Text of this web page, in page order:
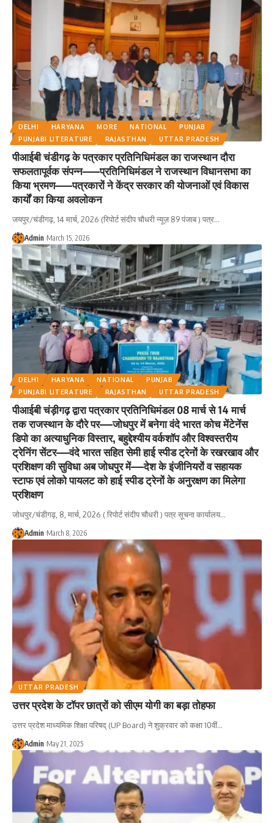
कार्यों का किया अवलोकन
DELHI HARYANA MORE NATIONAL
PUNJAB
PUNJABI LITERATURE
RAJASTHAN UTTAR PRADESH
पीआईबी चंडीगढ़ के पत्रकार प्रतिनिधिमंडल का राजस्थान दौरा
सफलतापूर्वक संपन्न——प्रतिनिधिमंडल ने राजस्थान विधानसभा का
किया भ्रमण——पत्रकारों ने केंद्र सरकार की योजनाओं एवं विकास
कार्यों का किया अवलोकन
जयपुर/चंडीगढ़, 14 मार्च, 2026 (रिपोर्ट संदीप चौधरी न्यूज़ 89 पंजाब ) पत्र…
Admin March 15, 2026
DELHI HARYANA NATIONAL
PUNJAB
PUNJABI LITERATURE
RAJASTHAN UTTAR PRADESH
पीआईबी चंड़ीगढ़ द्वारा पत्रकार प्रतिनिधिमंडल 08 मार्च से 14 मार्च
तक राजस्थान के दौरे पर—–जोधपुर में बनेगा वंदे भारत कोच मेंटेनेंस
डिपो का अत्याधुनिक विस्तार, बहुद्देश्यीय वर्कशॉप और विश्वस्तरीय
ट्रेनिंग सेंटर—–वंदे भारत सहित सेमी हाई स्पीड ट्रेनों के रखरखाव और
प्रशिक्षण की सुविधा अब जोधपुर में—–देश के इंजीनियरों व सहायक
स्टाफ एवं लोको पायलट को हाई स्पीड ट्रेनों के अनुरक्षण का मिलेगा
प्रशिक्षण
जोधपुर/चंडीगढ़, 8, मार्च, 2026 ( रिपोर्ट संदीप चौधरी ) पत्र सूचना कार्यालय…
Admin March 8, 2026
UTTAR PRADESH
उत्तर प्रदेश के टॉपर छात्रों को सीएम योगी का बड़ा तोहफा
उत्तर प्रदेश माध्यमिक शिक्षा परिषद् (UP Board) ने शुक्रवार को कक्षा 10वीं…
Admin May 21, 2025